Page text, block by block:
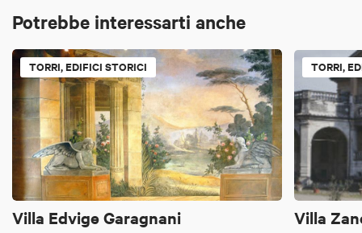
Potrebbe interessarti anche
TORRI, EDIFICI STORICI
Villa Edvige Garagnani
TORRI,
Villa